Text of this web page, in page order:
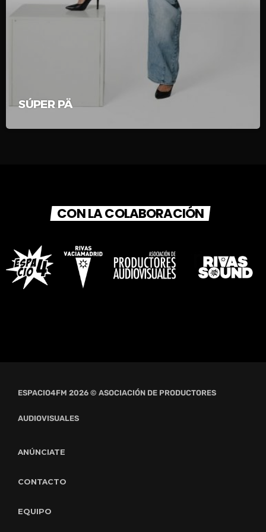
SÚPER PÄ
CON LA COLABORACIÓN
ESPACIO4FM 2026 © ASOCIACIÓN DE PRODUCTORES
AUDIOVISUALES
ANÚNCIATE
CONTACTO
EQUIPO